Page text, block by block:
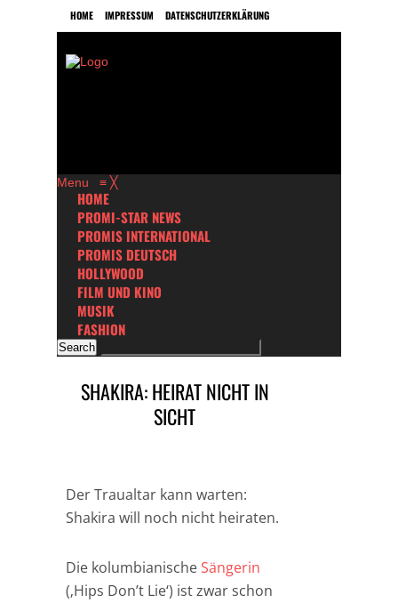
HOME IMPRESSUM DATENSCHUTZERKLÄRUNG
Menu ≡ ╳
HOME
PROMI-STAR NEWS
PROMIS INTERNATIONAL
PROMIS DEUTSCH
HOLLYWOOD
FILM UND KINO
MUSIK
FASHION
SHAKIRA: HEIRAT NICHT IN
SICHT
Der Traualtar kann warten:
Shakira will noch nicht heiraten.
Die kolumbianischeSängerin
(‚Hips Don’t Lie‘) ist zwar schon